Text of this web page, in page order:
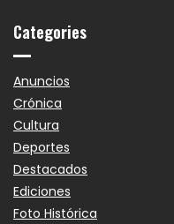
Categories
Anuncios
Crónica
Cultura
Deportes
Destacados
Ediciones
Foto Histórica